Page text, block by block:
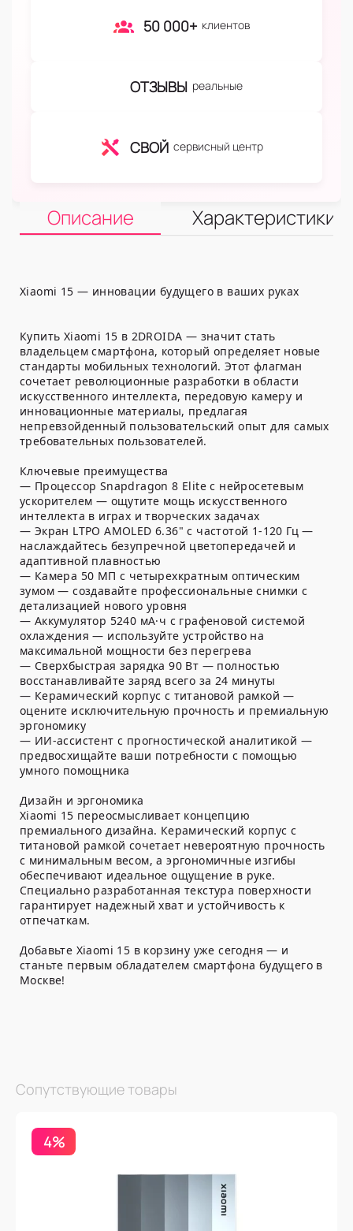
50 000+ клиентов
ОТЗЫВЫ реальные
СВОЙ сервисный центр
Описание Характеристики
Xiaomi 15 — инновации будущего в ваших руках
Купить Xiaomi 15 в 2DROIDA — значит стать
владельцем смартфона, который определяет новые
стандарты мобильных технологий. Этот флагман
сочетает революционные разработки в области
искусственного интеллекта, передовую камеру и
инновационные материалы, предлагая
непревзойденный пользовательский опыт для самых
требовательных пользователей.
Ключевые преимущества
— Процессор Snapdragon 8 Elite с нейросетевым
ускорителем — ощутите мощь искусственного
интеллекта в играх и творческих задачах
— Экран LTPO AMOLED 6.36" с частотой 1-120 Гц —
наслаждайтесь безупречной цветопередачей и
адаптивной плавностью
— Камера 50 МП с четырехкратным оптическим
зумом — создавайте профессиональные снимки с
детализацией нового уровня
— Аккумулятор 5240 мА·ч с графеновой системой
охлаждения — используйте устройство на
максимальной мощности без перегрева
— Сверхбыстрая зарядка 90 Вт — полностью
восстанавливайте заряд всего за 24 минуты
— Керамический корпус с титановой рамкой —
оцените исключительную прочность и премиальную
эргономику
— ИИ-ассистент с прогностической аналитикой —
предвосхищайте ваши потребности с помощью
умного помощника
Дизайн и эргономика
Xiaomi 15 переосмысливает концепцию
премиального дизайна. Керамический корпус с
титановой рамкой сочетает невероятную прочность
с минимальным весом, а эргономичные изгибы
обеспечивают идеальное ощущение в руке.
Специально разработанная текстура поверхности
гарантирует надежный хват и устойчивость к
отпечаткам.
Добавьте Xiaomi 15 в корзину уже сегодня — и
станьте первым обладателем смартфона будущего в
Москве!
Сопутствующие товары
4%